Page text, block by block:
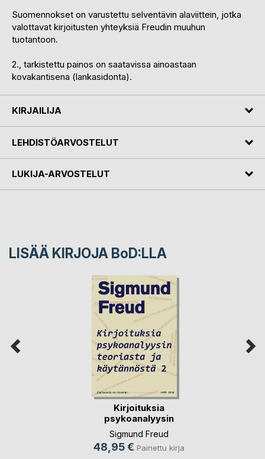
Suomennokset on varustettu selventävin alaviittein, jotka
valottavat kirjoitusten yhteyksiä Freudin muuhun
tuotantoon.
2., tarkistettu painos on saatavissa ainoastaan
kovakantisena (lankasidonta).
KIRJAILIJA
LEHDISTÖARVOSTELUT
LUKIJA-ARVOSTELUT
LISÄÄ KIRJOJA BoD:LLA
Kirjoituksia
psykoanalyysin
teoria(...)
Sigmund Freud
48,95 € Painettu kirja